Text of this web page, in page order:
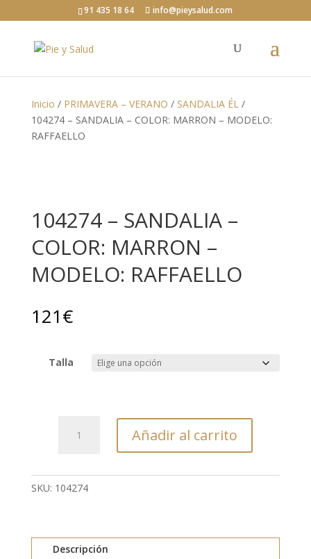
91 435 18 64 info@pieysalud.com
Inicio / PRIMAVERA – VERANO / SANDALIA ÉL/
104274 – SANDALIA – COLOR: MARRON – MODELO:
RAFFAELLO
104274 – SANDALIA –
COLOR: MARRON –
MODELO: RAFFAELLO
121€
Talla
COLOR:
MODELO:
RAFFAELLO
Añadir al carrito
SKU: 104274
Descripción